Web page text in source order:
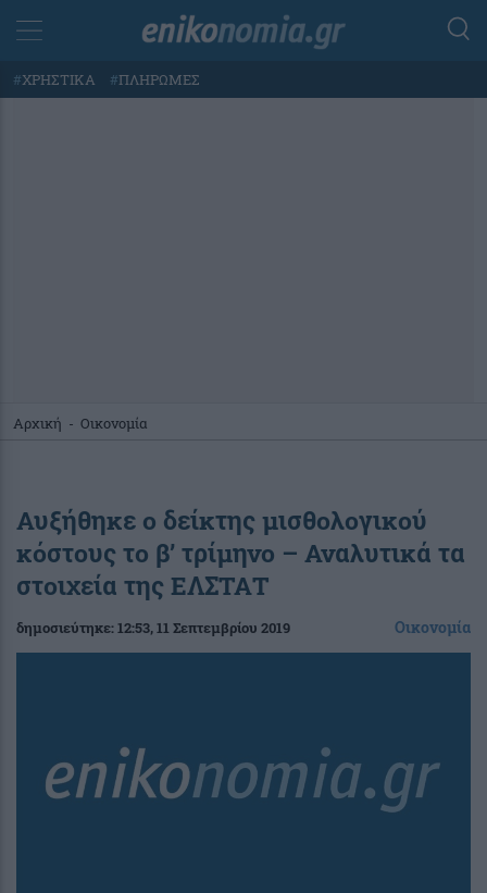
#ΧΡΗΣΤΙΚΑ #ΠΛΗΡΩΜΕΣ
Αρχική - Οικονομία
Αυξήθηκε ο δείκτης μισθολογικού
κόστους το β’ τρίμηνο – Αναλυτικά τα
στοιχεία της ΕΛΣΤΑΤ
δημοσιεύτηκε:12:53, 11 Σεπτεμβρίου 2019 Οικονομία